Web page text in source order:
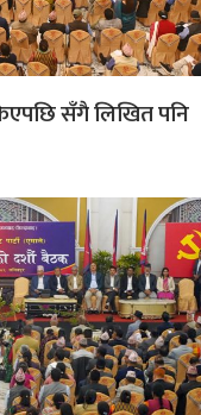
सँगै लिखित पनि